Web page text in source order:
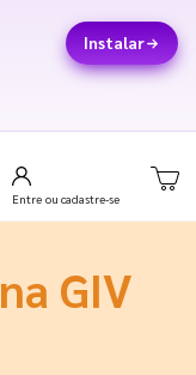
Instalar
Entre ou cadastre-se
GIV